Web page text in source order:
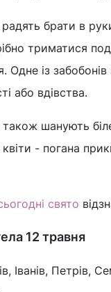
брати в
триматися
Одне із
або вдівства.
шанують
квіти - погана
свято
12 травня
Іванів, Петрів,